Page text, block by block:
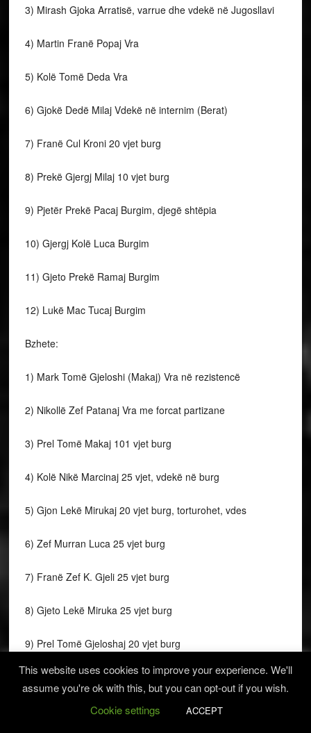
3) Mirash Gjoka Arratisë, varrue dhe vdekë në Jugosllavi
4) Martin Franë Popaj Vra
5) Kolë Tomë Deda Vra
6) Gjokë Dedë Milaj Vdekë në internim (Berat)
7) Franë Cul Kroni 20 vjet burg
8) Prekë Gjergj Milaj 10 vjet burg
9) Pjetër Prekë Pacaj Burgim, djegë shtëpia
10) Gjergj Kolë Luca Burgim
11) Gjeto Prekë Ramaj Burgim
12) Lukë Mac Tucaj Burgim
Bzhete:
1) Mark Tomë Gjeloshi (Makaj) Vra në rezistencë
2) Nikollë Zef Patanaj Vra me forcat partizane
3) Prel Tomë Makaj 101 vjet burg
4) Kolë Nikë Marcinaj 25 vjet, vdekë në burg
5) Gjon Lekë Mirukaj 20 vjet burg, torturohet, vdes
6) Zef Murran Luca 25 vjet burg
7) Franë Zef K. Gjeli 25 vjet burg
8) Gjeto Lekë Miruka 25 vjet burg
9) Prel Tomë Gjeloshaj 20 vjet burg
10) Pjetër Lekë Mirukaj 20 vjet burg
11) Gjokë Zef Cekaj 15 vjet burg
This website uses cookies to improve your experience. We'll
assume you're ok with this, but you can opt-out if you wish.
Cookie settings
ACCEPT